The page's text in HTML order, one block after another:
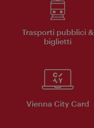
Trasporti pubblici &
biglietti
Vienna City Card